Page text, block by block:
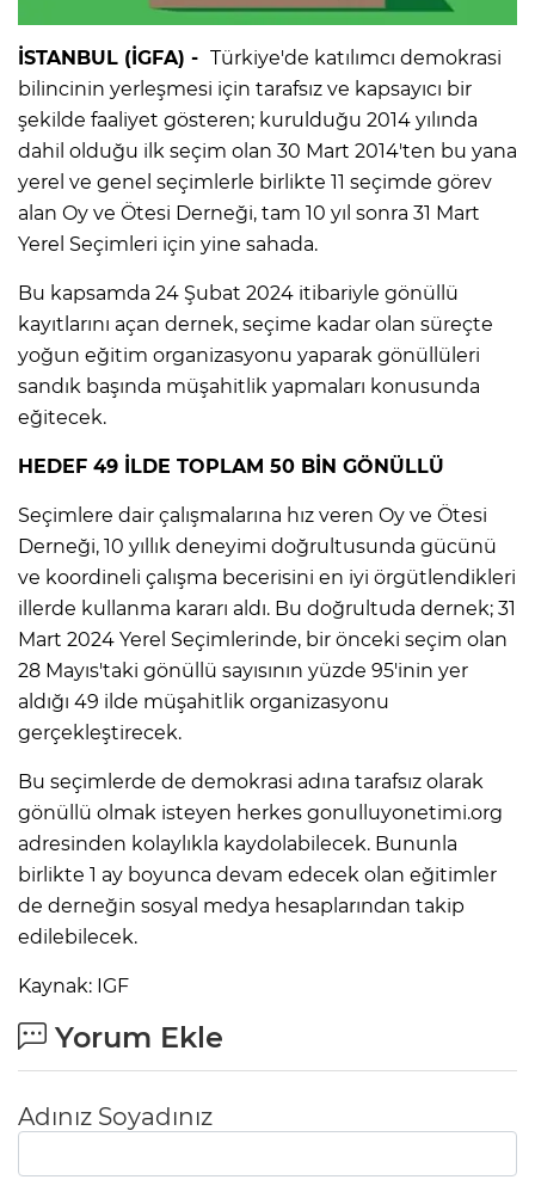
İSTANBUL (İGFA) - Türkiye'de katılımcı demokrasi
bilincinin yerleşmesi için tarafsız ve kapsayıcı bir
şekilde faaliyet gösteren; kurulduğu 2014 yılında
dahil olduğu ilk seçim olan 30 Mart 2014'ten bu yana
yerel ve genel seçimlerle birlikte 11 seçimde görev
alan Oy ve Ötesi Derneği, tam 10 yıl sonra 31 Mart
Yerel Seçimleri için yine sahada.
Bu kapsamda 24 Şubat 2024 itibariyle gönüllü
kayıtlarını açan dernek, seçime kadar olan süreçte
yoğun eğitim organizasyonu yaparak gönüllüleri
sandık başında müşahitlik yapmaları konusunda
eğitecek.
HEDEF 49 İLDE TOPLAM 50 BİN GÖNÜLLÜ
Seçimlere dair çalışmalarına hız veren Oy ve Ötesi
Derneği, 10 yıllık deneyimi doğrultusunda gücünü
ve koordineli çalışma becerisini en iyi örgütlendikleri
illerde kullanma kararı aldı. Bu doğrultuda dernek; 31
Mart 2024 Yerel Seçimlerinde, bir önceki seçim olan
28 Mayıs'taki gönüllü sayısının yüzde 95'inin yer
aldığı 49 ilde müşahitlik organizasyonu
gerçekleştirecek.
Bu seçimlerde de demokrasi adına tarafsız olarak
gönüllü olmak isteyen herkes gonulluyonetimi.org
adresinden kolaylıkla kaydolabilecek. Bununla
birlikte 1 ay boyunca devam edecek olan eğitimler
de derneğin sosyal medya hesaplarından takip
edilebilecek.
Kaynak: IGF
Yorum Ekle
Adınız Soyadınız